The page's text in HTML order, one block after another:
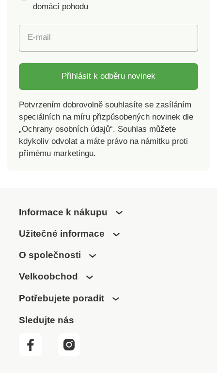
domácí pohodu
E-mail
Přihlásit k odběru novinek
Potvrzením dobrovolně souhlasíte se zasíláním
speciálních na míru přizpůsobených novinek dle
„Ochrany osobních údajů“. Souhlas můžete
kdykoliv odvolat a máte právo na námitku proti
přímému marketingu.
Informace k nákupu
Užitečné informace
O společnosti
Velkoobchod
Potřebujete poradit
Sledujte nás